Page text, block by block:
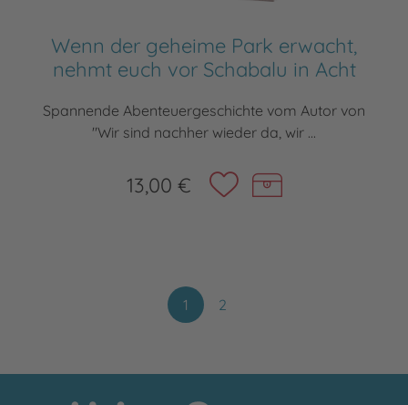
Wenn der geheime Park erwacht,
nehmt euch vor Schabalu in Acht
Spannende Abenteuergeschichte vom Autor von
"Wir sind nachher wieder da, wir ...
13,00 €
1 2